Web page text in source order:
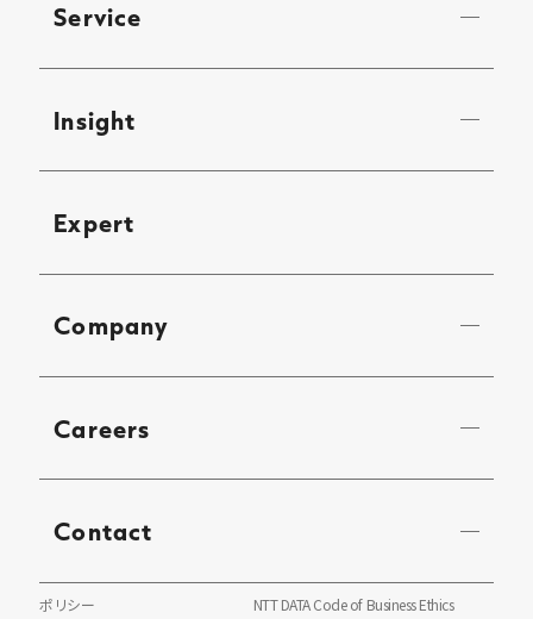
Service
Insight
Expert
Company
Careers
Contact
ポリシー NTT DATA Code of Business Ethics